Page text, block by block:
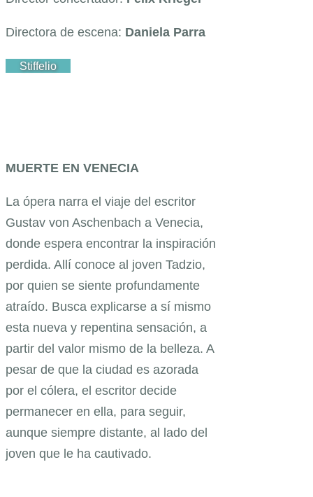
Directora de escena: Daniela Parra
Stiffelio
MUERTE EN VENECIA
La ópera narra el viaje del escritor
Gustav von Aschenbach a Venecia,
donde espera encontrar la inspiración
perdida. Allí conoce al joven Tadzio,
por quien se siente profundamente
atraído. Busca explicarse a sí mismo
esta nueva y repentina sensación, a
partir del valor mismo de la belleza. A
pesar de que la ciudad es azorada
por el cólera, el escritor decide
permanecer en ella, para seguir,
aunque siempre distante, al lado del
joven que le ha cautivado.